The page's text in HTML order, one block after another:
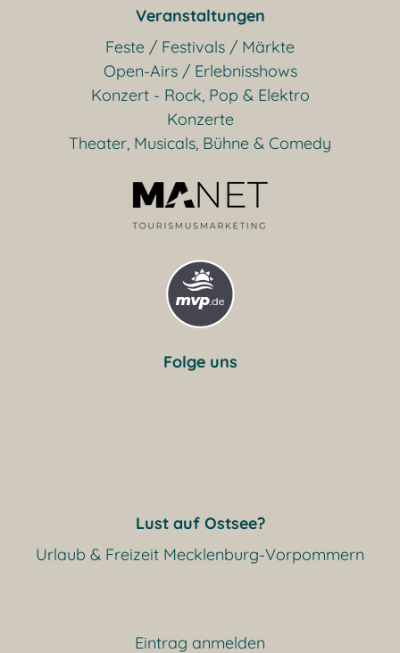
Veranstaltungen
Feste / Festivals / Märkte
Open-Airs / Erlebnisshows
Konzert - Rock, Pop & Elektro
Konzerte
Theater, Musicals, Bühne & Comedy
Folge uns
Lust auf Ostsee?
Urlaub & Freizeit Mecklenburg-Vorpommern
Eintrag anmelden